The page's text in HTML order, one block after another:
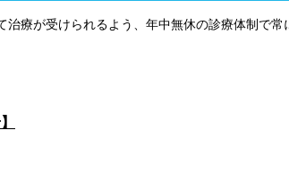
療が受けられるよう、年中無休の診療体制で常